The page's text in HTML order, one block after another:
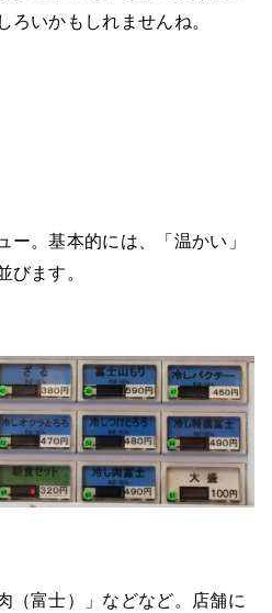
ろいかもしれませんね。
。基本的には、「温かい」
びます。
（富士）」などなど。店舗に